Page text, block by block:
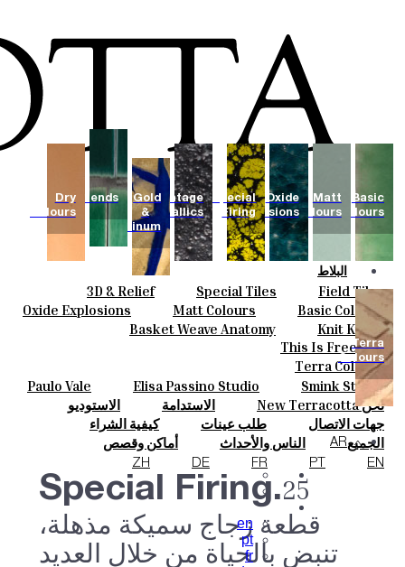
البلاط
Field Tiles
Special Tiles
3D & Relief
Hand Painted
Bold Pattern
Parquet Bisque
Natural Cotto
Smink Studio
Elisa Passino
Paulo Vale
الألوان
Basic Colours
Matt Colours
Oxide Explosions
Special Firing
Vintage Metallics
Gold & Platinum
Terra Colours
السيراميك
Knit Knots
Basket Weave Anatomy
This Is Freedom
حسب الطلب
المشروعات
المصممون
Smink Studio
Elisa Passino Studio
Paulo Vale معلومات عنا
نحن New Terracotta الاستدامة الاستوديو جهات الاتصال
جهات الاتصال طلب عينات
كيفية الشراء
التنزيلات
الأسئلة الشائعة
مجلة
الجميع الناس والأحداث
أماكن وقصص
المواد والاستدامة
الإلهام والثقافة
AR
EN
PT
FR
DE
ZH
en
pt
fr
Basic
Colours
Matt
Colours
Oxide
Explosions
Special
Firing
Vintage
Metallics
Gold
&
Platinum
Blends
Dry
Colours
Terra
Colours
Special Firing.25
قطعة زجاج سميكة مذهلة،
تنبض بالحياة من خلال العديد